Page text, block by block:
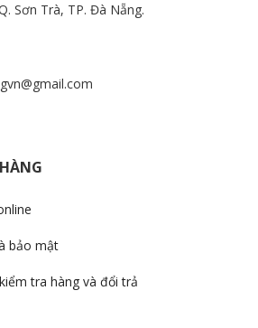
Sơn Trà, TP. Đà Nẵng.
bảo mật
tra hàng và đổi trả